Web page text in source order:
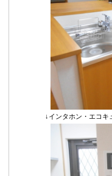
↓インタホン・エコキ